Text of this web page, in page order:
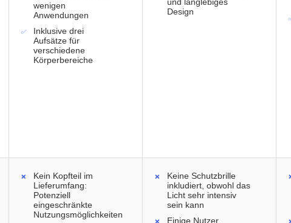
wenigen
Anwendungen
Inklusive drei
Aufsätze für
verschiedene
Körperbereiche
und langlebiges
Design
Kein Kopfteil im
Lieferumfang:
Potenziell
eingeschränkte
Nutzungsmöglichkeiten
Keine Schutzbrille
inkludiert, obwohl das
Licht sehr intensiv
sein kann
Einige Nutzer